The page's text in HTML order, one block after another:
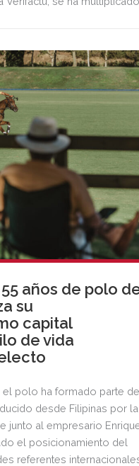
años de polo
su
capital
de vida
el polo ha formado parte
desde Filipinas por la
junto al empresario
el posicionamiento del
referentes